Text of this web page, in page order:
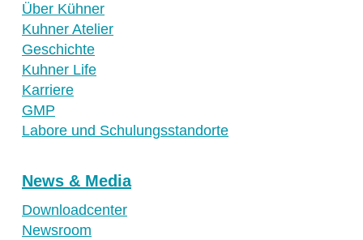
Über Kühner
Kuhner Atelier
Geschichte
Kuhner Life
Karriere
GMP
Labore und Schulungsstandorte
News & Media
Downloadcenter
Newsroom